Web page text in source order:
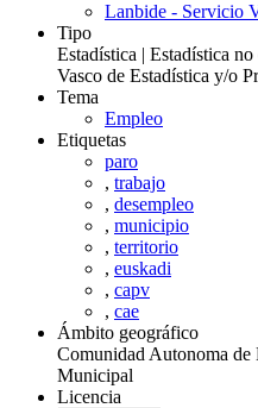
Lanbide - Servicio
Tipo
Estadística | Estadística
Vasco de Estadística y/o
Tema
Empleo
Etiquetas
paro
, trabajo
, desempleo
, municipio
, territorio
, euskadi
, capv
, cae
Ámbito geográfico
Comunidad Autonoma
Municipal
Licencia